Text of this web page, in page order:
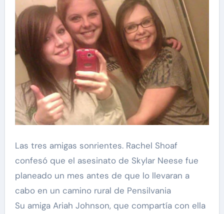
Las tres amigas sonrientes. Rachel Shoaf
confesó que el asesinato de Skylar Neese fue
planeado un mes antes de que lo llevaran a
cabo en un camino rural de Pensilvania
Su amiga Ariah Johnson, que compartía con ella